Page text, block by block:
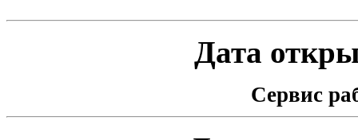
Дата
Сервис